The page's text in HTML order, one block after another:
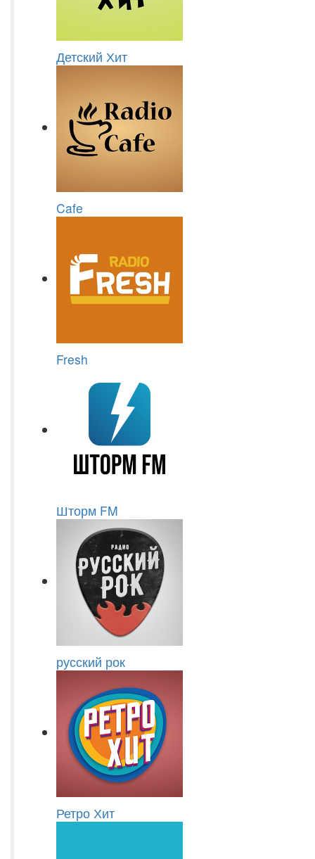
Детский Хит
Cafe
Fresh
Шторм FM
русский рок
Ретро Хит